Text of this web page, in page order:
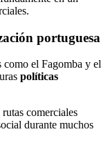
portuguesa
como el Fagomba y el
políticas
comerciales
durante muchos